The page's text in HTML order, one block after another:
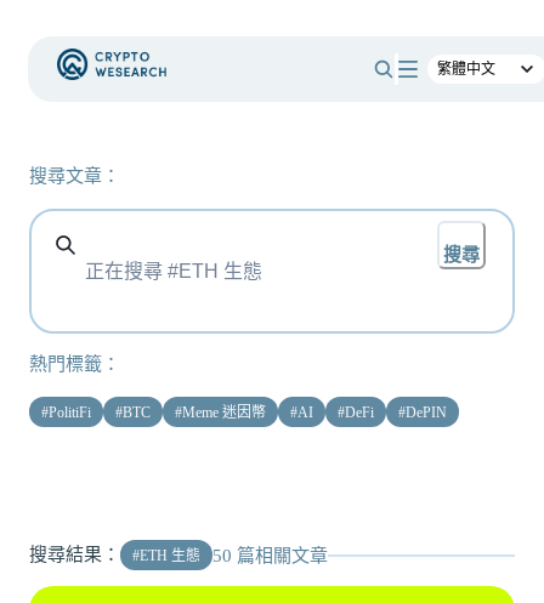
搜尋文章：
搜尋
熱門標籤：
#PolitiFi #BTC #Meme 迷因幣 #AI #DeFi #DePIN
搜尋結果： #ETH 生態 50 篇相關文章